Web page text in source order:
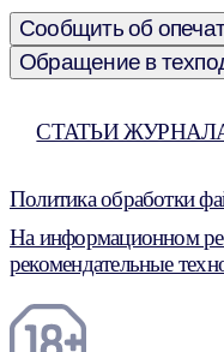
Сообщить об
Обращение в
СТАТЬИ
Политика обработки
На информационном
рекомендательные